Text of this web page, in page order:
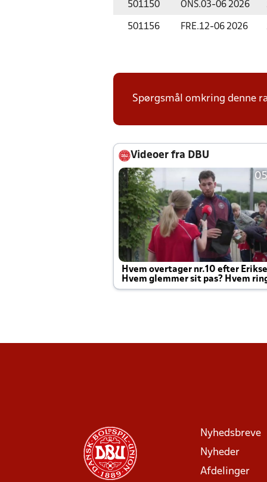
501150 ONS.03-06 2026
501156 FRE.12-06 2026
Spørgsmål omkring denne
Videoer fra DBU
Hvem overtager nr.10 efter
Hvem glemmer sit pas? Hvem
Joachim altid til efter kampe?
Nyhedsbreve
Nyheder
Afdelinger